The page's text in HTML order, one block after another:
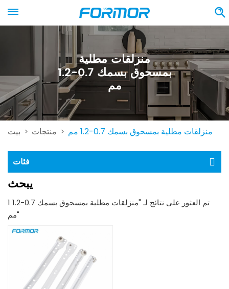
منزلقات مطلية
بمسحوق بسمك 0.7-1.2
مم
بيت > منتجات > منزلقات مطلية بمسحوق بسمك 0.7-1.2 مم
فئات
يبحث
1 تم العثور على نتائج لـ "منزلقات مطلية بمسحوق بسمك 0.7-1.2
مم"